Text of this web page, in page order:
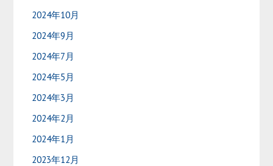
2024年10月
2024年9月
2024年7月
2024年5月
2024年3月
2024年2月
2024年1月
2023年12月